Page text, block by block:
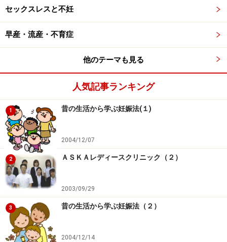
セックスレスと不妊
早産・流産・不育症
他のテーマも見る
人気記事ランキング
1 昔の生活から学ぶ妊娠法(１)
2004/12/07
2 ＡＳＫＡレディースクリニック（２）
2003/09/29
3 昔の生活から学ぶ妊娠法（２）
2004/12/14